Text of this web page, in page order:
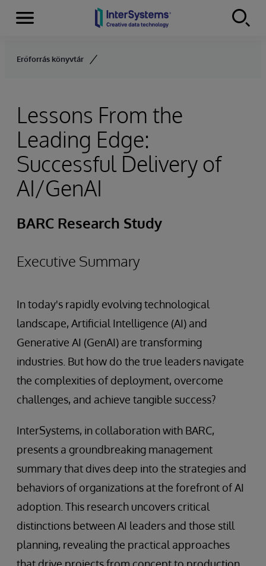
Skip to content
Menu
Erőforrás könyvtár
Lessons From the
Leading Edge:
Successful Delivery of
AI/GenAI
BARC Research Study
Executive Summary
In today's rapidly evolving technological
landscape, Artificial Intelligence (AI) and
Generative AI (GenAI) are transforming
industries. But how do the true leaders navigate
the complexities of deployment, overcome
challenges, and achieve tangible success?
InterSystems, in collaboration with BARC,
presents a groundbreaking management
summary that dives deep into the strategies and
behaviors of organizations at the forefront of AI
adoption. This research uncovers critical
distinctions between AI leaders and those still
planning, revealing the practical approaches